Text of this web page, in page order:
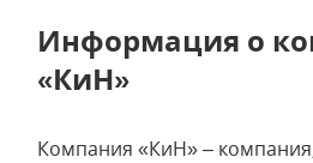
Информация о
«КиН»
Компания «КиН» –